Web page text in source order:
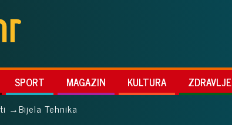
SPORT MAGAZIN KULTURA ZDRAVLJE
→Bijela Tehnika